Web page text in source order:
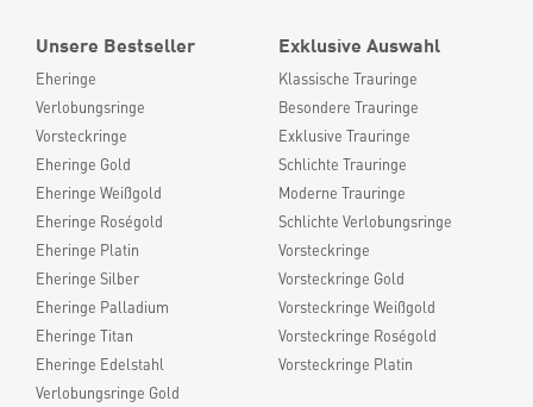
Unsere Bestseller
Eheringe
Verlobungsringe
Vorsteckringe
Eheringe Gold
Eheringe Weißgold
Eheringe Roségold
Eheringe Platin
Eheringe Silber
Eheringe Palladium
Eheringe Titan
Eheringe Edelstahl
Verlobungsringe Gold
Exklusive Auswahl
Klassische Trauringe
Besondere Trauringe
Exklusive Trauringe
Schlichte Trauringe
Moderne Trauringe
Schlichte Verlobungsringe
Vorsteckringe
Vorsteckringe Gold
Vorsteckringe Weißgold
Vorsteckringe Roségold
Vorsteckringe Platin